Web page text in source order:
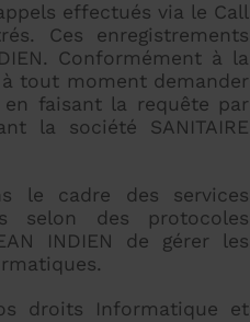
effectués via le Call
Ces enregistrements
Conformément à la
tout moment demander
en faisant la requête par
la société SANITAIRE
le cadre des services
selon des protocoles
INDIEN de gérer les
droits Informatique et